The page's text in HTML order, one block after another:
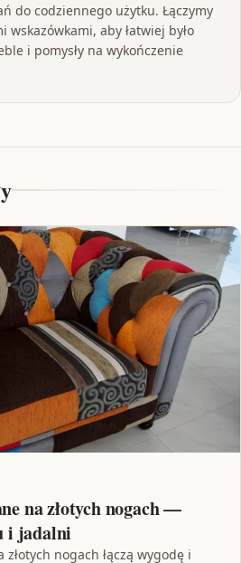
do codziennego użytku. Łączymy
aby łatwiej było
i pomysły na wykończenie
na złotych nogach —
i jadalni
złotych nogach łączą wygodę i